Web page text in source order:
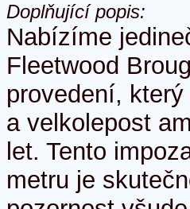
Doplňující popis:
Nabízíme
Fleetwood
provedení,
a velkolepost
let. Tento
metru je